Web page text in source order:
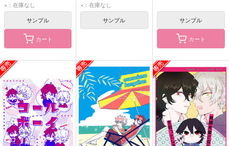
×：在庫なし
サンプル
カート
×：在庫なし
サンプル
サンプル
カート